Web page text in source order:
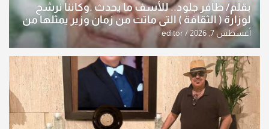
بقلم/ ظافر جلود.. للأسف ما يحدث .وكاننا نرشح
لوزارة ( الثقافة ) التي ماتت من زمان وزير يمثلها من
النخبة والإرث العظيم للثقافة العراقية..
أغسطس 7, 2026 editor